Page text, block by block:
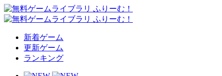
新着ゲーム
更新ゲーム
ランキング